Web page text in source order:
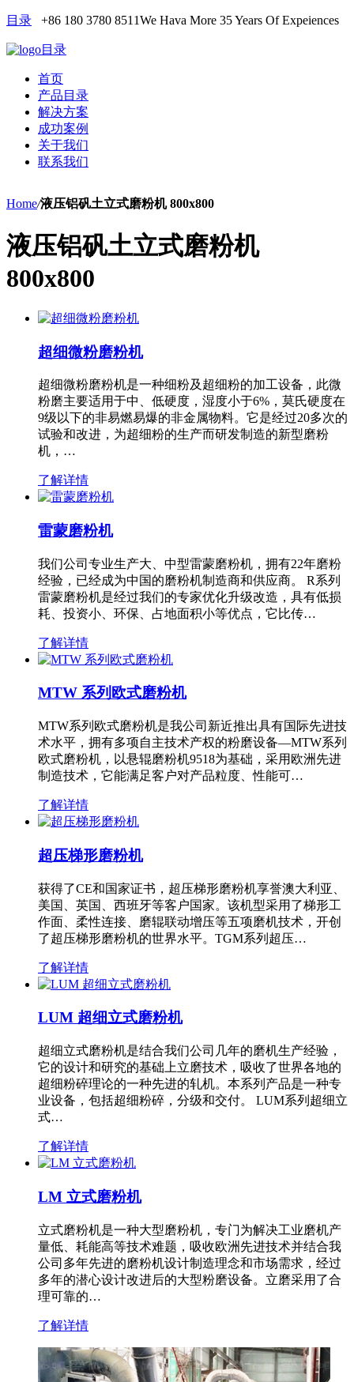
目录 +86 180 3780 8511We Hava More 35 Years Of Expeiences
目录
首页
产品目录
解决方案
成功案例
关于我们
联系我们
Home/液压铝矾土立式磨粉机 800x800
液压铝矾土立式磨粉机
800x800
超细微粉磨粉机
超细微粉磨粉机是一种细粉及超细粉的加工设备，此微
粉磨主要适用于中、低硬度，湿度小于6%，莫氏硬度在
9级以下的非易燃易爆的非金属物料。它是经过20多次的
试验和改进，为超细粉的生产而研发制造的新型磨粉
机，…
了解详情
雷蒙磨粉机
我们公司专业生产大、中型雷蒙磨粉机，拥有22年磨粉
经验，已经成为中国的磨粉机制造商和供应商。 R系列
雷蒙磨粉机是经过我们的专家优化升级改造，具有低损
耗、投资小、环保、占地面积小等优点，它比传…
了解详情
MTW 系列欧式磨粉机
MTW系列欧式磨粉机是我公司新近推出具有国际先进技
术水平，拥有多项自主技术产权的粉磨设备—MTW系列
欧式磨粉机，以悬辊磨粉机9518为基础，采用欧洲先进
制造技术，它能满足客户对产品粒度、性能可…
了解详情
超压梯形磨粉机
获得了CE和国家证书，超压梯形磨粉机享誉澳大利亚、
美国、英国、西班牙等客户国家。该机型采用了梯形工
作面、柔性连接、磨辊联动增压等五项磨机技术，开创
了超压梯形磨粉机的世界水平。TGM系列超压…
了解详情
LUM 超细立式磨粉机
超细立式磨粉机是结合我们公司几年的磨机生产经验，
它的设计和研究的基础上立磨技术，吸收了世界各地的
超细粉碎理论的一种先进的轧机。本系列产品是一种专
业设备，包括超细粉碎，分级和交付。 LUM系列超细立
式…
了解详情
LM 立式磨粉机
立式磨粉机是一种大型磨粉机，专门为解决工业磨机产
量低、耗能高等技术难题，吸收欧洲先进技术并结合我
公司多年先进的磨粉机设计制造理念和市场需求，经过
多年的潜心设计改进后的大型粉磨设备。立磨采用了合
理可靠的…
了解详情